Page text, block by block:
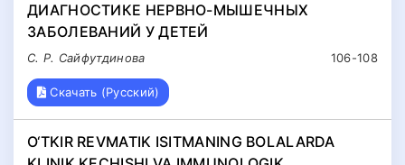
ДИАГНОСТИКЕ НЕРВНО-МЫШЕЧНЫХ
ЗАБОЛЕВАНИЙ У ДЕТЕЙ
106-108
С. Р. Сайфутдинова
Скачать (Русский)
O‘TKIR REVMATIK ISITMANING BOLALARDA